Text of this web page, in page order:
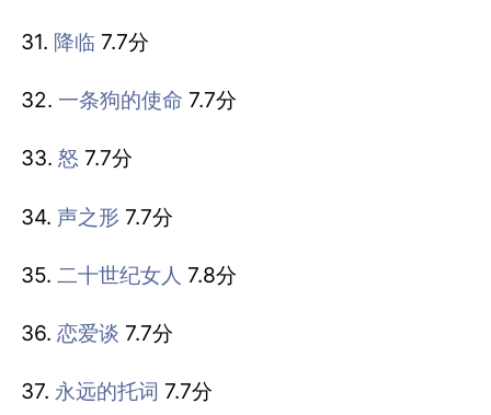
31. 降临 7.7分
32. 一条狗的使命 7.7分
33.怒 7.7分
34. 声之形 7.7分
35. 二十世纪女人 7.8分
36.恋爱谈 7.7分
37. 永远的托词 7.7分